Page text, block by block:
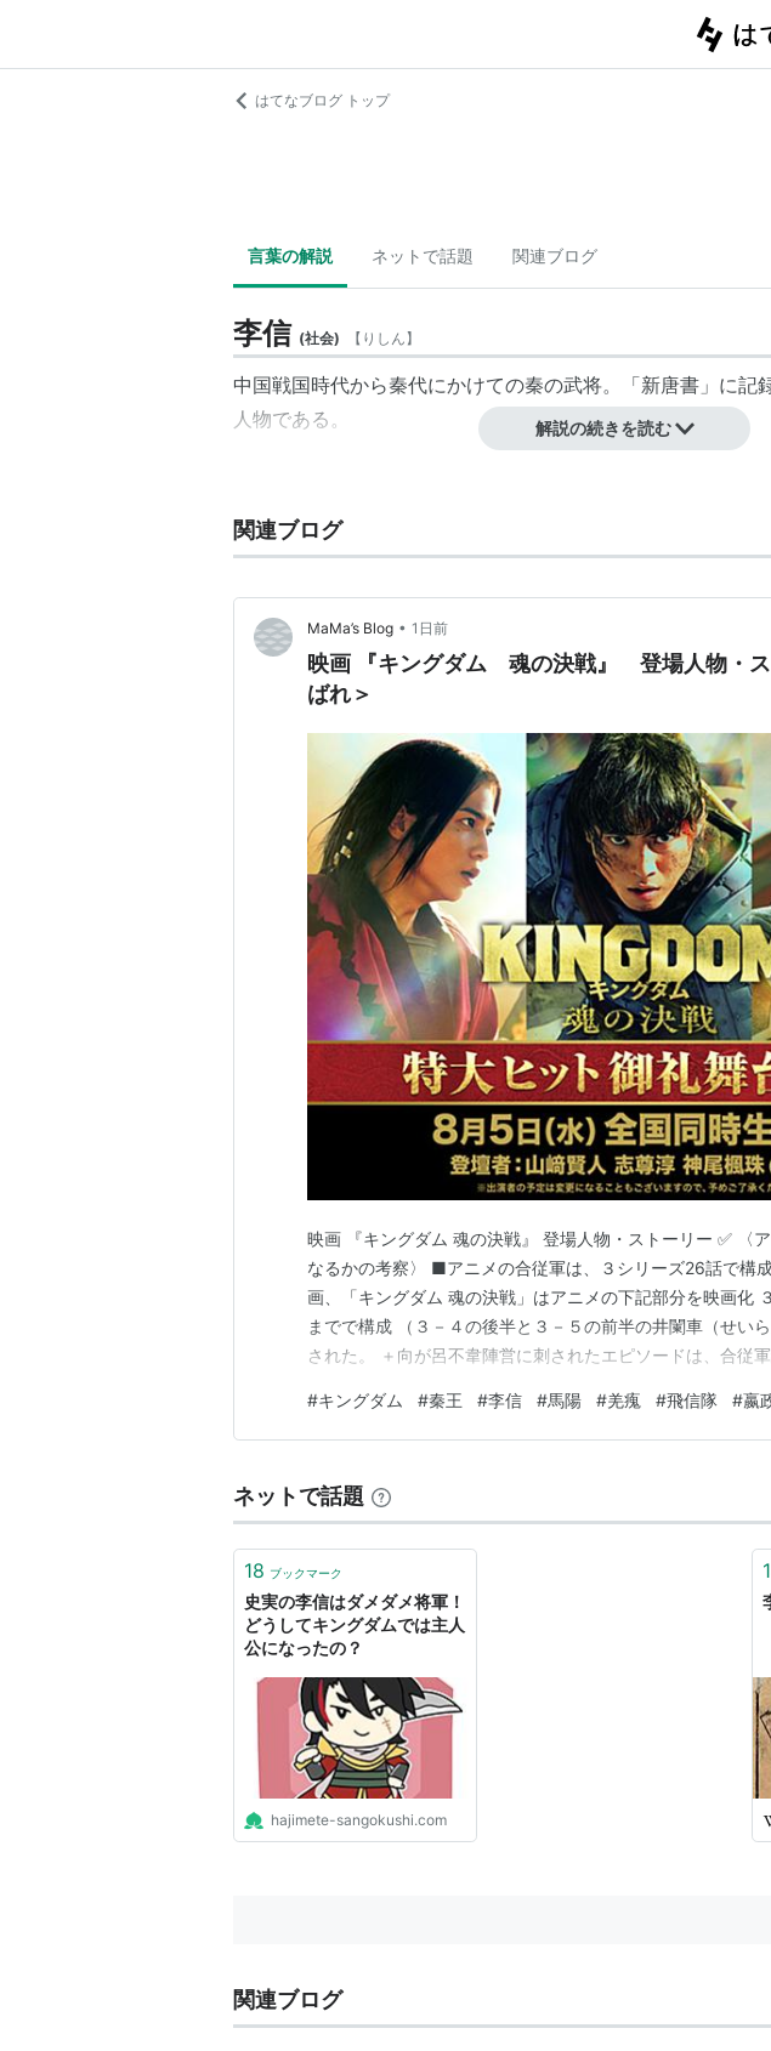
はてなブログ トップ
言葉の解説 ネットで話題 関連ブログ
李信 (社会) 【 りしん】
中国戦国時代から秦代にかけての秦の武将。「新唐書」に記
人物である。
解説の続きを読む
関連ブログ
MaMa’s Blog • 1日前
映画 『キングダム 魂の決戦』 登場人物・
ばれ＞
映画 『キングダム 魂の決戦』 登場人物・ストーリー ✅ 〈
なるかの考察〉 ■アニメの合従軍は、３シリーズ26話で構
画、「キングダム 魂の決戦」はアニメの下記部分を映画化
までで構成 （３－４の後半と３－５の前半の井闌車（せい
された。 ＋向が呂不韋陣営に刺されたエピソードは、合従
の映画、「キングダム 魂の決戦」はアニメ３シリーズ7.5話
（28％） 3部作もしくは4部…
#キングダム #秦王 #李信 #馬陽 #羌瘣 #飛信隊 #嬴
ネットで話題
18 ブックマーク
史実の李信はダメダメ将軍！
どうしてキングダムでは主人
公になったの？
hajimete-sangokushi.com
関連ブログ